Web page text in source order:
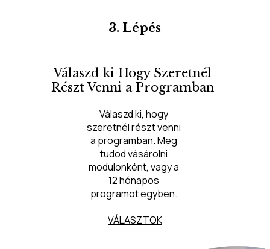
3. Lépés
VÁLASZTOK
Válaszd ki, hogy
szeretnél részt venni
a programban. Meg
tudod vásárolni
modulonként, vagy a
12 hónapos
programot egyben.
Válaszd ki Hogy Szeretnél
Részt Venni a Programban